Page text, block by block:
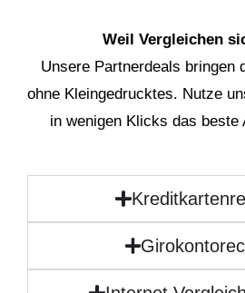
Weil Vergleichen
Unsere Partnerdeals bringen
ohne Kleingedrucktes. Nutze
in wenigen Klicks das beste